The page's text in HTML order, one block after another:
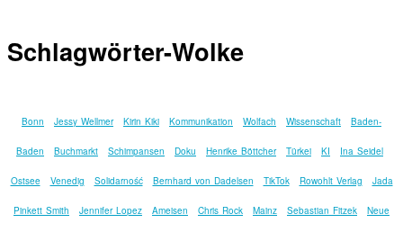
Schlagwörter-Wolke
Bonn Jessy Wellmer Kirin Kiki Kommunikation Wolfach Wissenschaft Baden-
Baden Buchmarkt Schimpansen Doku Henrike Böttcher Türkei KI Ina Seidel
Ostsee Venedig Solidarność Bernhard von Dadelsen TikTok Rowohlt Verlag Jada
Pinkett Smith Jennifer Lopez Ameisen Chris Rock Mainz Sebastian Fitzek Neue